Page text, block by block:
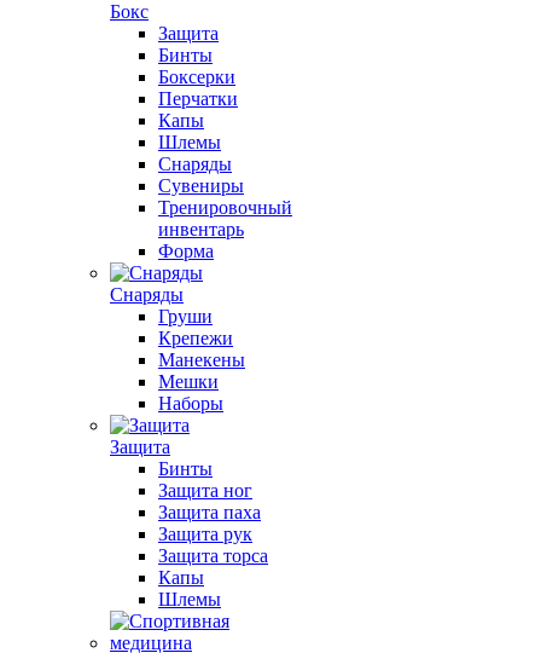
Бокс
Защита
Бинты
Боксерки
Перчатки
Капы
Шлемы
Снаряды
Сувениры
Тренировочный
инвентарь
Форма
Снаряды
Груши
Крепежи
Манекены
Мешки
Наборы
Защита
Бинты
Защита ног
Защита паха
Защита рук
Защита торса
Капы
Шлемы